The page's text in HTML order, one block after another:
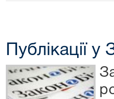
Публікації у